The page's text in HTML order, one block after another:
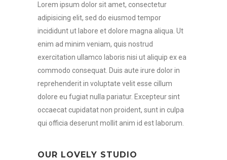
Lorem ipsum dolor sit amet, consectetur
adipisicing elit, sed do eiusmod tempor
incididunt ut labore et dolore magna aliqua. Ut
enim ad minim veniam, quis nostrud
exercitation ullamco laboris nisi ut aliquip ex ea
commodo consequat. Duis aute irure dolor in
reprehenderit in voluptate velit esse cillum
dolore eu fugiat nulla pariatur. Excepteur sint
occaecat cupidatat non proident, sunt in culpa
qui officia deserunt mollit anim id est laborum.
OUR LOVELY STUDIO